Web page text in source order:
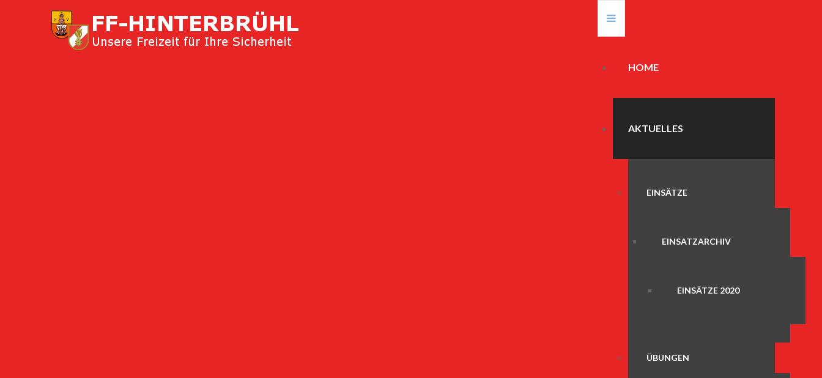
HOME
AKTUELLES
EINSÄTZE
EINSATZARCHIV
EINSÄTZE 2020
ÜBUNGEN